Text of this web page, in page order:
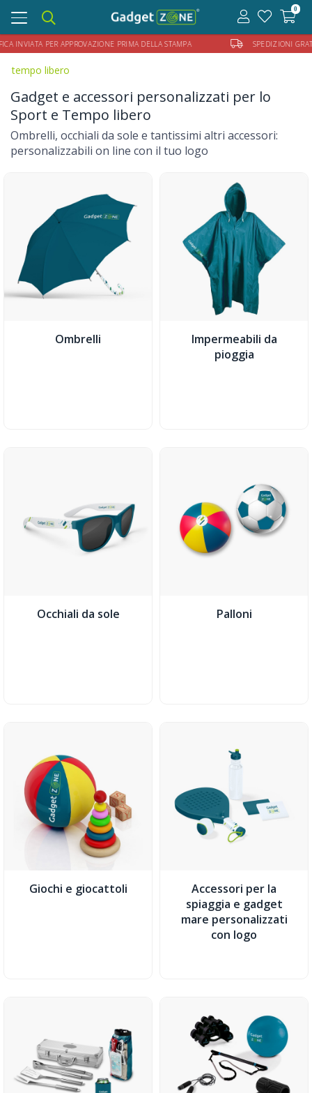
INVIATA PER APPROVAZIONE PRIMA DELLA STAMPA SPEDIZIONI
Toggle
navigation
0
tempo libero
Gadget e accessori personalizzati per lo
Sport e Tempo libero
Ombrelli, occhiali da sole e tantissimi altri accessori:
personalizzabili on line con il tuo logo
Ombrelli
Impermeabili da
pioggia
Occhiali da sole Palloni
Giochi e giocattoli
Accessori per la
spiaggia e gadget
mare personalizzati
con logo